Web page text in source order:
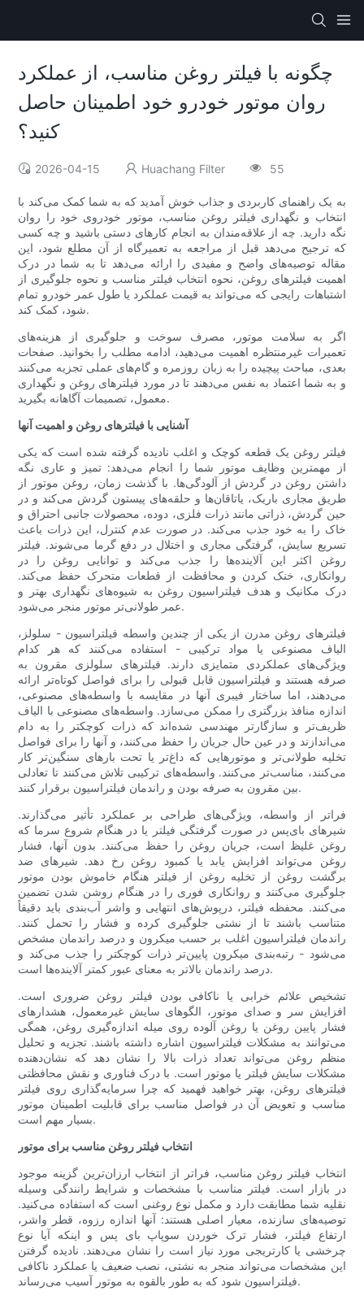
چگونه با فیلتر روغن مناسب، از عملکرد
روان موتور خودرو خود اطمینان حاصل
کنید؟
2026-04-15 Huachang Filter 55
به یک راهنمای کاربردی و جذاب خوش آمدید که به شما کمک می‌کند با
انتخاب و نگهداری فیلتر روغن مناسب، موتور خودروی خود را روان
نگه دارید. چه از علاقه‌مندان به انجام کارهای دستی باشید و چه کسی
که ترجیح می‌دهد قبل از مراجعه به تعمیرگاه از آن مطلع شود، این
مقاله توصیه‌های واضح و مفیدی را ارائه می‌دهد تا به شما در درک
اهمیت فیلترهای روغن، نحوه انتخاب فیلتر مناسب و نحوه جلوگیری از
اشتباهات رایجی که می‌تواند به قیمت عملکرد یا طول عمر خودرو تمام
شود، کمک کند.
اگر به سلامت موتور، مصرف سوخت و جلوگیری از هزینه‌های
تعمیرات غیرمنتظره اهمیت می‌دهید، ادامه مطلب را بخوانید. صفحات
بعدی، مباحث پیچیده را به زبان روزمره و گام‌های عملی تجزیه می‌کنند
و به شما اعتماد به نفس می‌دهند تا در مورد فیلترهای روغن و نگهداری
معمول، تصمیمات آگاهانه بگیرید.
آشنایی با فیلترهای روغن و اهمیت آنها
فیلتر روغن یک قطعه کوچک و اغلب نادیده گرفته شده است که یکی
از مهمترین وظایف موتور شما را انجام می‌دهد: تمیز و عاری نگه
داشتن روغن در گردش از آلودگی‌ها. با گذشت زمان، روغن موتور از
طریق مجاری باریک، یاتاقان‌ها و حلقه‌های پیستون گردش می‌کند و در
حین گردش، ذراتی مانند ذرات فلزی، دوده، محصولات جانبی احتراق و
خاک را به خود جذب می‌کند. در صورت عدم کنترل، این ذرات باعث
تسریع سایش، گرفتگی مجاری و اختلال در دفع گرما می‌شوند. فیلتر
روغن اکثر این آلاینده‌ها را جذب می‌کند و توانایی روغن را در
روانکاری، خنک کردن و محافظت از قطعات متحرک حفظ می‌کند.
درک مکانیک و هدف فیلتراسیون روغن به شیوه‌های نگهداری بهتر و
عمر طولانی‌تر موتور منجر می‌شود.
فیلترهای روغن مدرن از یکی از چندین واسطه فیلتراسیون - سلولز،
الیاف مصنوعی یا مواد ترکیبی - استفاده می‌کنند که هر کدام
ویژگی‌های عملکردی متمایزی دارند. فیلترهای سلولزی مقرون به
صرفه هستند و فیلتراسیون قابل قبولی را برای فواصل کوتاه‌تر ارائه
می‌دهند، اما ساختار فیبری آنها در مقایسه با واسطه‌های مصنوعی،
اندازه منافذ بزرگتری را ممکن می‌سازد. واسطه‌های مصنوعی با الیاف
ظریف‌تر و سازگارتر مهندسی شده‌اند که ذرات کوچکتر را به دام
می‌اندازند و در عین حال جریان را حفظ می‌کنند، و آنها را برای فواصل
تخلیه طولانی‌تر و موتورهایی که داغ‌تر یا تحت بارهای سنگین‌تر کار
می‌کنند، مناسب‌تر می‌کنند. واسطه‌های ترکیبی تلاش می‌کنند تا تعادلی
بین مقرون به صرفه بودن و راندمان فیلتراسیون برقرار کنند.
فراتر از واسطه، ویژگی‌های طراحی بر عملکرد تأثیر می‌گذارند.
شیرهای بای‌پس در صورت گرفتگی فیلتر یا در هنگام شروع سرما که
روغن غلیظ است، جریان روغن را حفظ می‌کنند. بدون آنها، فشار
روغن می‌تواند افزایش یابد یا کمبود روغن رخ دهد. شیرهای ضد
برگشت روغن از تخلیه روغن از فیلتر هنگام خاموش بودن موتور
جلوگیری می‌کنند و روانکاری فوری را در هنگام روشن شدن تضمین
می‌کنند. محفظه فیلتر، درپوش‌های انتهایی و واشر آب‌بندی باید دقیقاً
متناسب باشند تا از نشتی جلوگیری کرده و فشار را تحمل کنند.
راندمان فیلتراسیون اغلب بر حسب میکرون و درصد راندمان مشخص
می‌شود - رتبه‌بندی میکرون پایین‌تر ذرات کوچکتر را جذب می‌کند و
درصد راندمان بالاتر به معنای عبور کمتر آلاینده‌ها است.
تشخیص علائم خرابی یا ناکافی بودن فیلتر روغن ضروری است.
افزایش سر و صدای موتور، الگوهای سایش غیرمعمول، هشدارهای
فشار پایین روغن یا روغن آلوده روی میله اندازه‌گیری روغن، همگی
می‌توانند به مشکلات فیلتراسیون اشاره داشته باشند. تجزیه و تحلیل
منظم روغن می‌تواند تعداد ذرات بالا را نشان دهد که نشان‌دهنده
مشکلات سایش فیلتر یا موتور است. با درک فناوری و نقش محافظتی
فیلترهای روغن، بهتر خواهید فهمید که چرا سرمایه‌گذاری روی فیلتر
مناسب و تعویض آن در فواصل مناسب برای قابلیت اطمینان موتور
بسیار مهم است.
انتخاب فیلتر روغن مناسب برای موتور
انتخاب فیلتر روغن مناسب، فراتر از انتخاب ارزان‌ترین گزینه موجود
در بازار است. فیلتر مناسب با مشخصات و شرایط رانندگی وسیله
نقلیه شما مطابقت دارد و مکمل نوع روغنی است که استفاده می‌کنید.
توصیه‌های سازنده، معیار اصلی هستند: آنها اندازه رزوه، قطر واشر،
ارتفاع فیلتر، فشار ترک خوردن سوپاپ بای پس و اینکه آیا نوع
چرخشی یا کارتریجی مورد نیاز است را نشان می‌دهند. نادیده گرفتن
این مشخصات می‌تواند منجر به نشتی، نصب ضعیف یا عملکرد ناکافی
فیلتراسیون شود که به طور بالقوه به موتور آسیب می‌رساند.